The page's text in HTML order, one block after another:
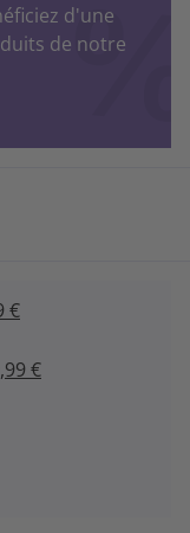
d'une
de notre
€
€